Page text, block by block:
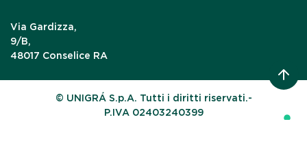
Via Gardizza,
9/B,
48017 Conselice RA
© UNIGRÁ S.p.A. Tutti i diritti riservati.-
P.IVA 02403240399